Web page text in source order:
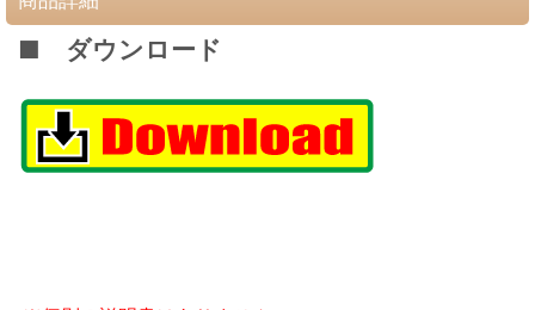
■ ダウンロード